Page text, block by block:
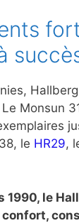
Monsun
le HR29,
1990, le